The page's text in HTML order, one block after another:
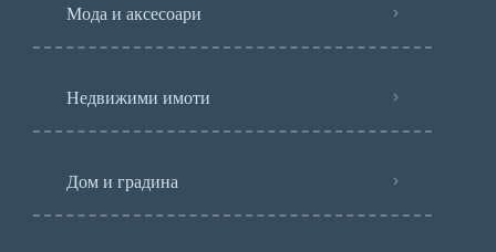
Мода и аксесоари
Недвижими имоти
Дом и градина